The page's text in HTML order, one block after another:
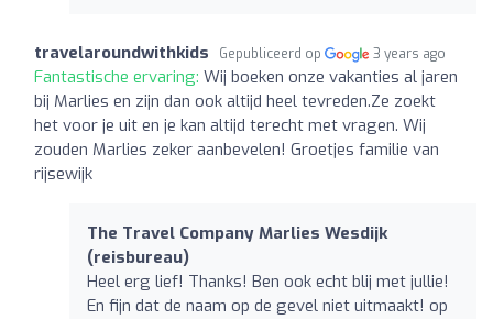
travelaroundwithkids Gepubliceerd op 3 years ago
Fantastische ervaring: Wij boeken onze vakanties al jaren
bij Marlies en zijn dan ook altijd heel tevreden.Ze zoekt
het voor je uit en je kan altijd terecht met vragen. Wij
zouden Marlies zeker aanbevelen! Groetjes familie van
rijsewijk
The Travel Company Marlies Wesdijk
(reisbureau)
Heel erg lief! Thanks! Ben ook echt blij met jullie!
En fijn dat de naam op de gevel niet uitmaakt! op